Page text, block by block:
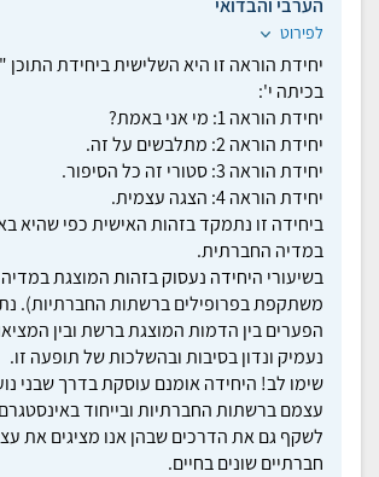
הערבי והבדואי
לפירוט
יחידת הוראה זו היא השלישית ביחידת התוכן
בכיתה י':
יחידת הוראה 1: מי אני באמת?
יחידת הוראה 2: מתלבשים על זה.
יחידת הוראה 3: סטורי זה כל הסיפור.
יחידת הוראה 4: הצגה עצמית.
ביחידה זו נתמקד בזהות האישית כפי שהיא
במדיה החברתית.
בשיעורי היחידה נעסוק בזהות המוצגת
משתקפת בפרופילים ברשתות החברתיות).
הפערים בין הדמות המוצגת ברשת ובין
נעמיק ונדון בסיבות ובהשלכות של תופעה זו.
שימו לב! היחידה אומנם עוסקת בדרך שבני
עצמם ברשתות החברתיות ובייחוד
לשקף גם את הדרכים שבהן אנו מציגים את
חברתיים שונים בחיים.